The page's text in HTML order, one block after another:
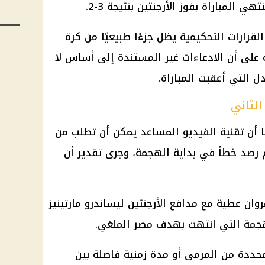
التحكيمية يظل جزءًا طبيعيًا من كرة
أن الادعاءات غير المستندة إلى أساس لا
التي أعقبت المباراة.
تقنية الفيديو المساعد يمكن أن تطلب من
رصد خطأ في بداية الهجمة، وجرى تقدير أن
عطية مع مدافع الأرجنتين ليساندرو مارتينيز
التي انتهت بهدف مصر الملغي.
من المرمى أو مدة زمنية فاصلة بين